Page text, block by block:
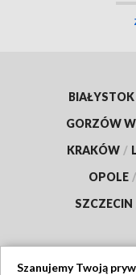
BIAŁYSTOK
GORZÓW
KRAKÓW /
OPOLE /
SZCZECIN
Szanujemy Twoją